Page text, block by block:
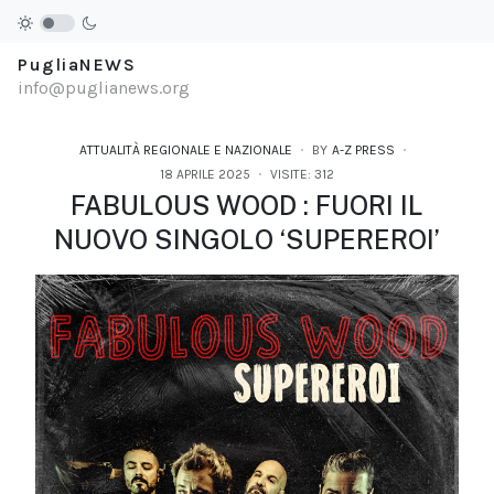
PugliaNEWS
info@puglianews.org
ATTUALITÀ REGIONALE E NAZIONALE BY A-Z PRESS
18 APRILE 2025
VISITE: 312
FABULOUS WOOD : FUORI IL
NUOVO SINGOLO ‘SUPEREROI’